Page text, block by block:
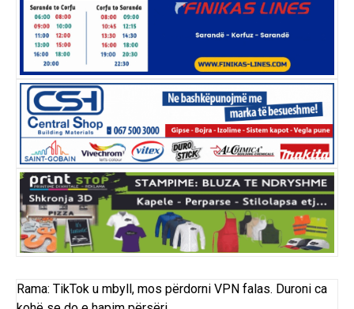
Rama: TikTok u mbyll, mos përdorni VPN falas. Duroni ca